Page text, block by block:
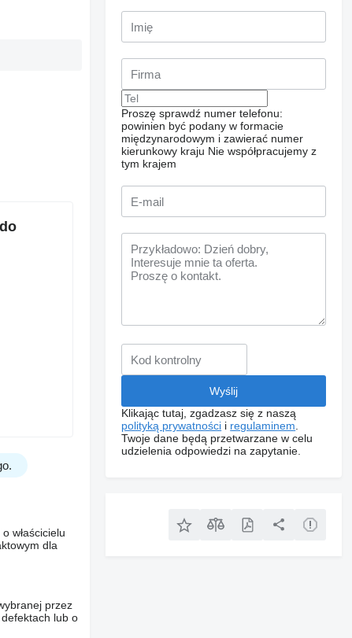
właścicielu
dla
przez
lub o
Proszę sprawdź numer telefonu:
powinien być podany w formacie
międzynarodowym i zawierać numer
kierunkowy kraju Nie współpracujemy z
tym krajem
Klikając tutaj, zgadzasz się z naszą
polityką prywatności i regulaminem
Twoje dane będą przetwarzane w celu
udzielenia odpowiedzi na zapytanie.